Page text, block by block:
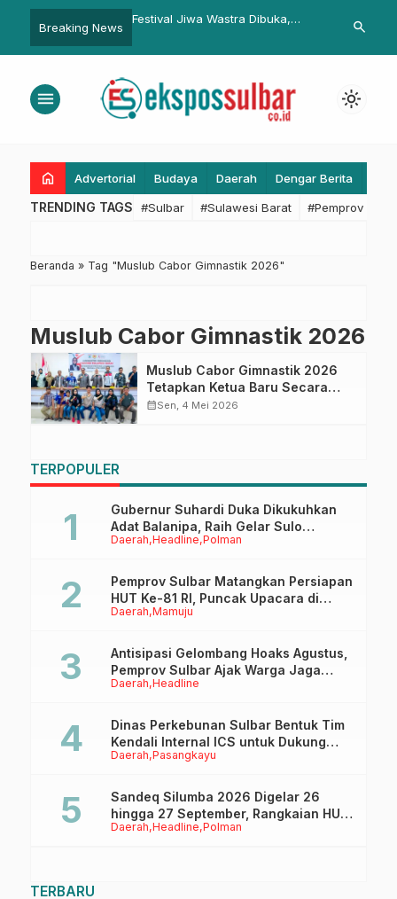
Breaking News
Uang Kerugian
Festival Jiwa Wastra Dibuka,
Pengembangan Tenun
Sat search
menu light_mode
home Advertorial Budaya Daerah Dengar Berita
TRENDING TAGS #Sulbar #Sulawesi Barat #Pemprov
Beranda » Tag "Muslub Cabor Gimnastik 2026"
Muslub Cabor Gimnastik 2026
Muslub Cabor Gimnastik 2026
Tetapkan Ketua Baru Secara
Aklamasi, Dispoparekraf Sulbar
calendar_monthSen, 4 Mei 2026
TERPOPULER
Daerah Headline Polman
Gubernur Suhardi Duka Dikukuhkan
Adat Balanipa, Raih Gelar Sulo
Tappidena
Daerah Mamuju
Pemprov Sulbar Matangkan Persiapan
HUT Ke-81 RI, Puncak Upacara di
Lapangan Ahmad Kirang
Daerah Headline
Antisipasi Gelombang Hoaks Agustus,
Pemprov Sulbar Ajak Warga Jaga
Ruang Digital
Daerah Pasangkayu
Dinas Perkebunan Sulbar Bentuk Tim
Kendali Internal ICS untuk Dukung
Sertifikasi ISPO Pekebun di
Daerah Headline Polman
Sandeq Silumba 2026 Digelar 26
hingga 27 September, Rangkaian HUT
Sulbar
TERBARU